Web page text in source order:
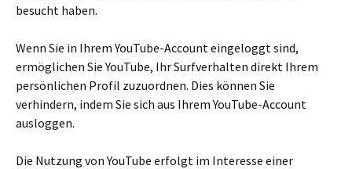
besucht haben.
Wenn Sie in Ihrem YouTube-Account eingeloggt sind,
ermöglichen Sie YouTube, Ihr Surfverhalten direkt Ihrem
persönlichen Profil zuzuordnen. Dies können Sie
verhindern, indem Sie sich aus Ihrem YouTube-Account
ausloggen.
Die Nutzung von YouTube erfolgt im Interesse einer